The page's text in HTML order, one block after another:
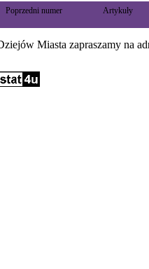
Poprzedni numer Artykuły
Miasta zapraszamy na